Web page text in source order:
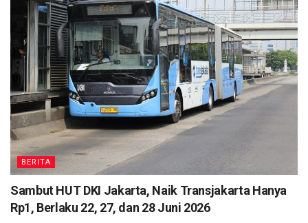
BERITA
Sambut HUT DKI Jakarta, Naik Transjakarta Hanya
Rp1, Berlaku 22, 27, dan 28 Juni 2026